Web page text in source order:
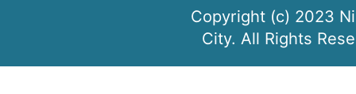
Copyright (c) 2023
City. All Rights